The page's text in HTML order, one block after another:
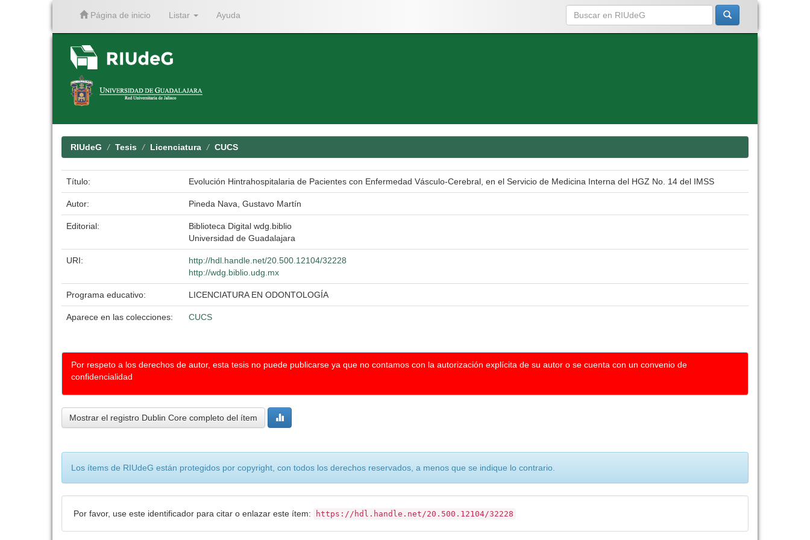
Página de inicio Listar Ayuda
RIUdeG Tesis Licenciatura CUCS
Título: Evolución Hintrahospitalaria de Pacientes con Enfermedad Vásculo-Cerebral, en el Servicio de Medicina Interna del HGZ No. 14 del IMSS
Autor: Pineda Nava, Gustavo Martín
Editorial:
Biblioteca Digital wdg.biblio
Universidad de Guadalajara
URI:
http://hdl.handle.net/20.500.12104/32228
http://wdg.biblio.udg.mx
Programa educativo: LICENCIATURA EN ODONTOLOGÍA
Aparece en las colecciones: CUCS
Por respeto a los derechos de autor, esta tesis no puede publicarse ya que no contamos con la autorización explícita de su autor o se cuenta con un convenio de
confidencialidad
Mostrar el registro Dublin Core completo del ítem
Los ítems de RIUdeG están protegidos por copyright, con todos los derechos reservados, a menos que se indique lo contrario.
Por favor, use este identificador para citar o enlazar este ítem: https://hdl.handle.net/20.500.12104/32228